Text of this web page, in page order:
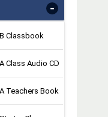
-
Classbook
Class Audio CD
Teachers Book